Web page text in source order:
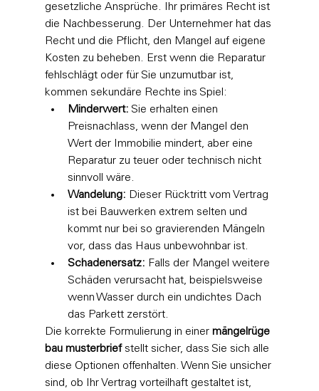
gesetzliche Ansprüche. Ihr primäres Recht ist
die Nachbesserung. Der Unternehmer hat das
Recht und die Pflicht, den Mangel auf eigene
Kosten zu beheben. Erst wenn die Reparatur
fehlschlägt oder für Sie unzumutbar ist,
kommen sekundäre Rechte ins Spiel:
Minderwert: Sie erhalten einen
Preisnachlass, wenn der Mangel den
Wert der Immobilie mindert, aber eine
Reparatur zu teuer oder technisch nicht
sinnvoll wäre.
Wandelung: Dieser Rücktritt vom Vertrag
ist bei Bauwerken extrem selten und
kommt nur bei so gravierenden Mängeln
vor, dass das Haus unbewohnbar ist.
Schadenersatz: Falls der Mangel weitere
Schäden verursacht hat, beispielsweise
wenn Wasser durch ein undichtes Dach
das Parkett zerstört.
Die korrekte Formulierung in einer mängelrüge
bau musterbrief stellt sicher, dass Sie sich alle
diese Optionen offenhalten. Wenn Sie unsicher
sind, ob Ihr Vertrag vorteilhaft gestaltet ist,